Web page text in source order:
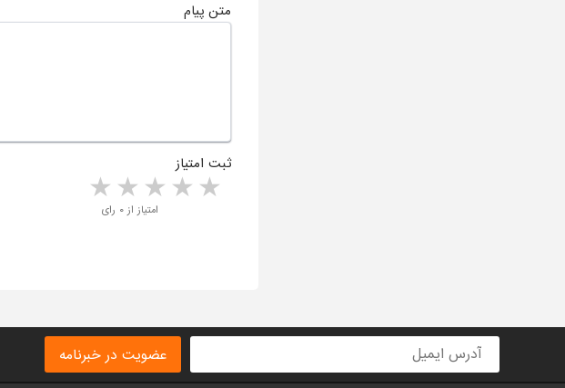
متن پیام
ثبت امتیاز
4 stars 3 stars 2 stars 1 star امتیاز از ۰ رای
عضویت در خبرنامه